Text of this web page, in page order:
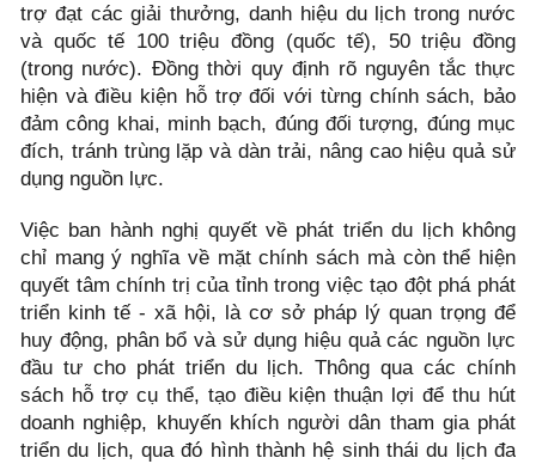
trợ đạt các giải thưởng, danh hiệu du lịch trong nước
và quốc tế 100 triệu đồng (quốc tế), 50 triệu đồng
(trong nước). Đồng thời quy định rõ nguyên tắc thực
hiện và điều kiện hỗ trợ đối với từng chính sách, bảo
đảm công khai, minh bạch, đúng đối tượng, đúng mục
đích, tránh trùng lặp và dàn trải, nâng cao hiệu quả sử
dụng nguồn lực.
Việc ban hành nghị quyết về phát triển du lịch không
chỉ mang ý nghĩa về mặt chính sách mà còn thể hiện
quyết tâm chính trị của tỉnh trong việc tạo đột phá phát
triển kinh tế - xã hội, là cơ sở pháp lý quan trọng để
huy động, phân bổ và sử dụng hiệu quả các nguồn lực
đầu tư cho phát triển du lịch. Thông qua các chính
sách hỗ trợ cụ thể, tạo điều kiện thuận lợi để thu hút
doanh nghiệp, khuyến khích người dân tham gia phát
triển du lịch, qua đó hình thành hệ sinh thái du lịch đa